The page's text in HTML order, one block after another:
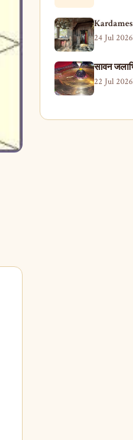
24 Jul 2026
सावन
22 Jul 2026